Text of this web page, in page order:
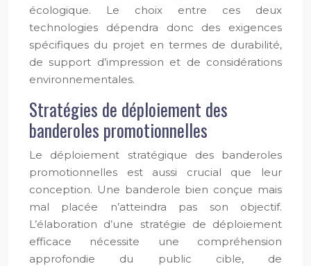
écologique. Le choix entre ces deux
technologies dépendra donc des exigences
spécifiques du projet en termes de durabilité,
de support d’impression et de considérations
environnementales.
Stratégies de déploiement des
banderoles promotionnelles
Le déploiement stratégique des banderoles
promotionnelles est aussi crucial que leur
conception. Une banderole bien conçue mais
mal placée n’atteindra pas son objectif.
L’élaboration d’une stratégie de déploiement
efficace nécessite une compréhension
approfondie du public cible, de